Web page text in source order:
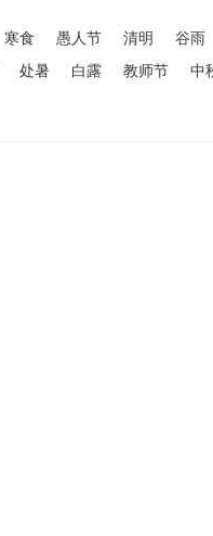
寒食 愚人节 清明 谷雨
处暑 白露 教师节 中